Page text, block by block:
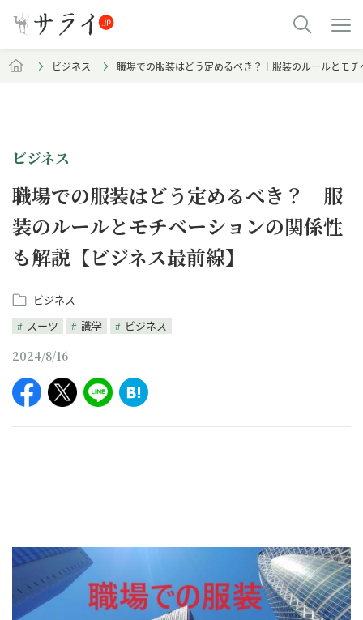
ビジネス 職場での服装はどう定めるべき？｜服装のルールとモ
ビジネス
職場での服装はどう定めるべき？｜服
装のルールとモチベーションの関係性
も解説【ビジネス最前線】
ビジネス
スーツ
識学 ビジネス
2024/8/16